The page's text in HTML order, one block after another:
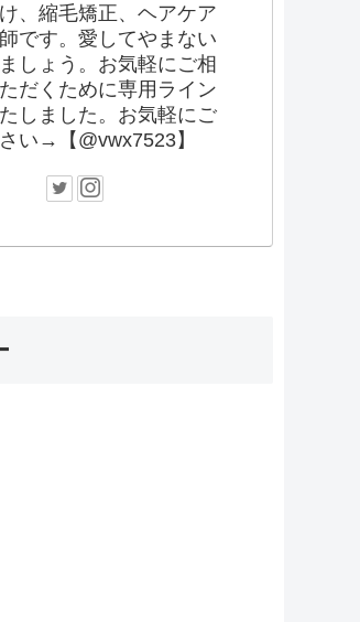
、縮毛矯正、ヘアケア
です。愛してやまない
しょう。お気軽にご相
だくために専用ライン
しました。お気軽にご
い→【@vwx7523】